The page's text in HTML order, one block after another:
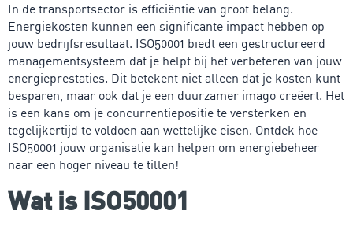
In de transportsector is efficiëntie van groot belang.
Energiekosten kunnen een significante impact hebben op
jouw bedrijfsresultaat. ISO50001 biedt een gestructureerd
managementsysteem dat je helpt bij het verbeteren van jouw
energieprestaties. Dit betekent niet alleen dat je kosten kunt
besparen, maar ook dat je een duurzamer imago creëert. Het
is een kans om je concurrentiepositie te versterken en
tegelijkertijd te voldoen aan wettelijke eisen. Ontdek hoe
ISO50001 jouw organisatie kan helpen om energiebeheer
naar een hoger niveau te tillen!
Wat is ISO50001